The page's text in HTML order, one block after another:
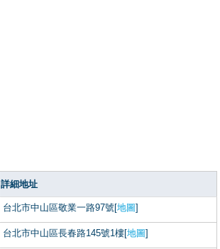
詳細地址
台北市中山區敬業一路97號[地圖]
台北市中山區長春路145號1樓[地圖]